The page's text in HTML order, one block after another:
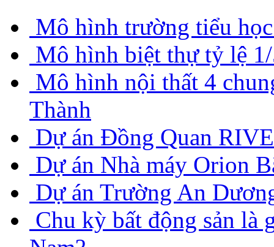
Mô hình trường tiểu
Mô hình biệt thự tỷ lệ
Mô hình nội thất 4
Thành
Dự án Đồng Quan
Dự án Nhà máy Orion
Dự án Trường An
Chu kỳ bất động sản là